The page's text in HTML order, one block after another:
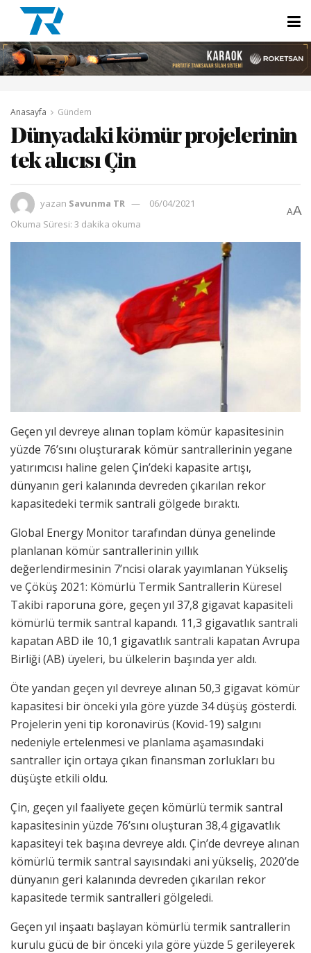
Anasayfa Gündem
Dünyadaki kömür projelerinin
tek alıcısı Çin
yazan Savunma TR
06/04/2021
Okuma Süresi: 3 dakika okuma
AA
Geçen yıl devreye alınan toplam kömür kapasitesinin
yüzde 76’sını oluşturarak kömür santrallerinin yegane
yatırımcısı haline gelen Çin’deki kapasite artışı,
dünyanın geri kalanında devreden çıkarılan rekor
kapasitedeki termik santrali gölgede bıraktı.
Global Energy Monitor tarafından dünya genelinde
planlanan kömür santrallerinin yıllık
değerlendirmesinin 7’ncisi olarak yayımlanan Yükseliş
ve Çöküş 2021: Kömürlü Termik Santrallerin Küresel
Takibi raporuna göre, geçen yıl 37,8 gigavat kapasiteli
kömürlü termik santral kapandı. 11,3 gigavatlık santrali
kapatan ABD ile 10,1 gigavatlık santrali kapatan Avrupa
Birliği (AB) üyeleri, bu ülkelerin başında yer aldı.
Öte yandan geçen yıl devreye alınan 50,3 gigavat kömür
kapasitesi bir önceki yıla göre yüzde 34 düşüş gösterdi.
Projelerin yeni tip koronavirüs (Kovid-19) salgını
nedeniyle ertelenmesi ve planlama aşamasındaki
santraller için ortaya çıkan finansman zorlukları bu
düşüşte etkili oldu.
Çin, geçen yıl faaliyete geçen kömürlü termik santral
kapasitesinin yüzde 76’sını oluşturan 38,4 gigavatlık
kapasiteyi tek başına devreye aldı. Çin’de devreye alınan
kömürlü termik santral sayısındaki ani yükseliş, 2020’de
dünyanın geri kalanında devreden çıkarılan rekor
kapasitede termik santralleri gölgeledi.
Geçen yıl inşaatı başlayan kömürlü termik santrallerin
kurulu gücü de bir önceki yıla göre yüzde 5 gerileyerek